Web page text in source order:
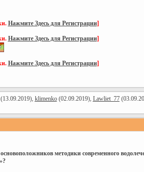
Нажмите Здесь для Регистрации]
Нажмите Здесь для Регистрации]
Нажмите Здесь для Регистрации]
klimenko(02.09.2019), Lawliet_77
методики современного